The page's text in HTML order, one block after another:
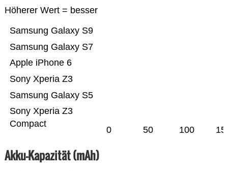
Höherer Wert = besser
Sony Xperia Z3
Compact
Samsung Galaxy S5
Sony Xperia Z3
Apple iPhone 6
Samsung Galaxy S7
Samsung Galaxy S9
0 50 100
Akku-Kapazität (mAh)